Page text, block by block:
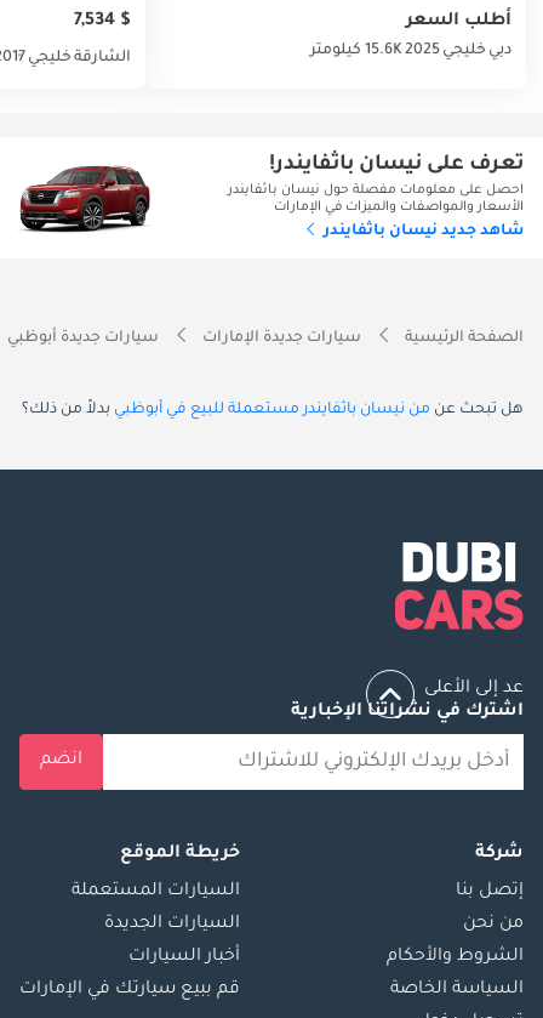
أطلب السعر
دبي خليجي 202515.6K كيلومتر
$ 7,534
الشارقة خليجي
تعرف على نيسان باثفايندر!
احصل على معلومات مفصلة حول نيسان باثفايندر
الأسعار والمواصفات والميزات في الإمارات
شاهد جديد نيسان باثفايندر
الصفحة الرئيسية سيارات جديدة الإمارات سيارات جديدة أبوظبي
هل تبحث عن من نيسان باثفايندر مستعملة للبيع في أبوظبي بدلاً من ذلك؟
عد إلى الأعلى
اشترك في نشراتنا الإخبارية
انضم
شركة
إتصل بنا
من نحن
الشروط والأحكام
السياسة الخاصة
خريطة الموقع
السيارات المستعملة
السيارات الجديدة
أخبار السيارات
قم ببيع سيارتك في الإمارات